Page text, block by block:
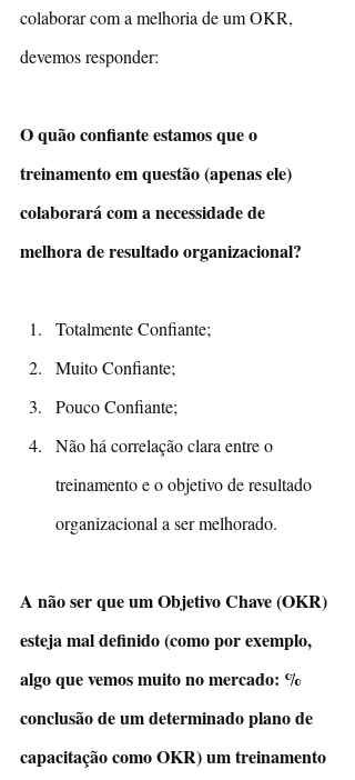
colaborar com a melhoria de um OKR,
devemos responder:
O quão confiante estamos que o
treinamento em questão (apenas ele)
colaborará com a necessidade de
melhora de resultado organizacional?
Totalmente Confiante;
Muito Confiante;
Pouco Confiante;
Não há correlação clara entre o
treinamento e o objetivo de resultado
organizacional a ser melhorado.
A não ser que um Objetivo Chave (OKR)
esteja mal definido (como por exemplo,
algo que vemos muito no mercado: %
conclusão de um determinado plano de
capacitação como OKR) um treinamento